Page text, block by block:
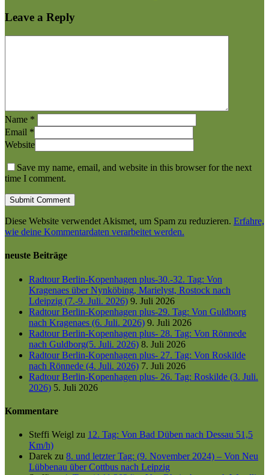
Leave a Reply
Name *
Email *
Website
Save my name, email, and website in this browser for the next
time I comment.
Diese Website verwendet Akismet, um Spam zu reduzieren. Erfahre,
wie deine Kommentardaten verarbeitet werden.
neuste Beiträge
Radtour Berlin-Kopenhagen plus-30.-32. Tag: Von
Kragenaes über Nynköbing, Marielyst, Rostock nach
Ldeipzig (7.-9. Juli. 2026) 9. Juli 2026
Radtour Berlin-Kopenhagen plus-29. Tag: Von Guldborg
nach Kragenaes (6. Juli. 2026) 9. Juli 2026
Radtour Berlin-Kopenhagen plus- 28. Tag: Von Rönnede
nach Guldborg(5. Juli. 2026) 8. Juli 2026
Radtour Berlin-Kopenhagen plus- 27. Tag: Von Roskilde
nach Rönnede (4. Juli. 2026) 7. Juli 2026
Radtour Berlin-Kopenhagen plus- 26. Tag: Roskilde (3. Juli.
2026) 5. Juli 2026
Kommentare
Steffi Weigl zu 12. Tag: Von Bad Düben nach Dessau 51,5
Km/h)
Darek zu 8. und letzter Tag: (9. November 2024) – Von Neu
Lübbenau über Cottbus nach Leipzig